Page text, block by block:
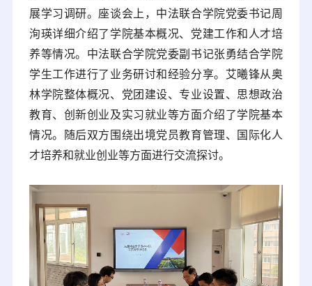
展学习调研。座谈会上，中法联合学院党委书记周
洵瑛详细介绍了学院基本概况、党建工作和人才培
养等情况。中法联合学院党委副书记张勇结合学院
学生工作进行了业务研讨和经验分享。艾曦锋从奥
林学院整体概况、党团建设、专业设置、思想政治
教育、创新创业及实习就业等方面介绍了学院基本
情况。随后双方围绕出境党员教育管理、国际化人
才培养和就业创业等方面进行交流探讨。